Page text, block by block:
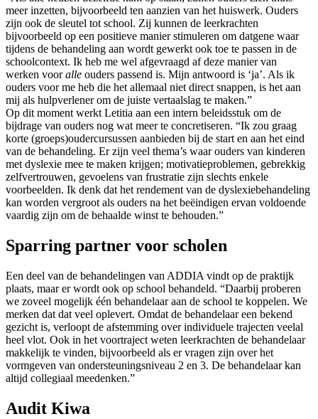
meer inzetten, bijvoorbeeld ten aanzien van het huiswerk. Ouders
zijn ook de sleutel tot school. Zij kunnen de leerkrachten
bijvoorbeeld op een positieve manier stimuleren om datgene waar
tijdens de behandeling aan wordt gewerkt ook toe te passen in de
schoolcontext. Ik heb me wel afgevraagd af deze manier van
werken vooralle ouders passend is. Mijn antwoord is ‘ja’. Als ik
ouders voor me heb die het allemaal niet direct snappen, is het aan
mij als hulpverlener om de juiste vertaalslag te maken.”
Op dit moment werkt Letitia aan een intern beleidsstuk om de
bijdrage van ouders nog wat meer te concretiseren. “Ik zou graag
korte (groeps)oudercursussen aanbieden bij de start en aan het eind
van de behandeling. Er zijn veel thema’s waar ouders van kinderen
met dyslexie mee te maken krijgen; motivatieproblemen, gebrekkig
zelfvertrouwen, gevoelens van frustratie zijn slechts enkele
voorbeelden. Ik denk dat het rendement van de dyslexiebehandeling
kan worden vergroot als ouders na het beëindigen ervan voldoende
vaardig zijn om de behaalde winst te behouden.”
Sparring partner voor scholen
Een deel van de behandelingen van ADDIA vindt op de praktijk
plaats, maar er wordt ook op school behandeld. “Daarbij proberen
we zoveel mogelijk één behandelaar aan de school te koppelen. We
merken dat dat veel oplevert. Omdat de behandelaar een bekend
gezicht is, verloopt de afstemming over individuele trajecten veelal
heel vlot. Ook in het voortraject weten leerkrachten de behandelaar
makkelijk te vinden, bijvoorbeeld als er vragen zijn over het
vormgeven van ondersteuningsniveau 2 en 3. De behandelaar kan
altijd collegiaal meedenken.”
Audit Kiwa